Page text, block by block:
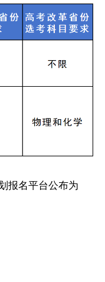
报名平台公布为